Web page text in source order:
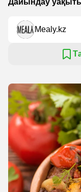
Дайындау
Mealy.kz